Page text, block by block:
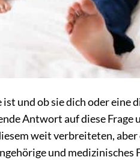
und ob sie dich oder
Antwort auf diese Frage
weit verbreiteten,
und